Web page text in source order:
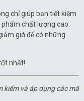
chỉ giúp bạn tiết kiệm
chất lượng cao.
giá để có những
nhất!
kiếm và áp dụng các mã